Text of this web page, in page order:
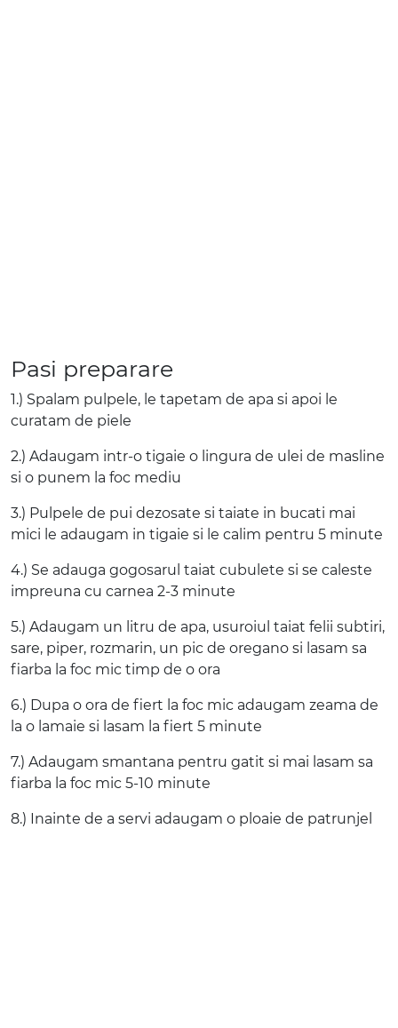
Pasi preparare
1.) Spalam pulpele, le tapetam de apa si apoi le
curatam de piele
2.) Adaugam intr-o tigaie o lingura de ulei de masline
si o punem la foc mediu
3.) Pulpele de pui dezosate si taiate in bucati mai
mici le adaugam in tigaie si le calim pentru 5 minute
4.) Se adauga gogosarul taiat cubulete si se caleste
impreuna cu carnea 2-3 minute
5.) Adaugam un litru de apa, usuroiul taiat felii subtiri,
sare, piper, rozmarin, un pic de oregano si lasam sa
fiarba la foc mic timp de o ora
6.) Dupa o ora de fiert la foc mic adaugam zeama de
la o lamaie si lasam la fiert 5 minute
7.) Adaugam smantana pentru gatit si mai lasam sa
fiarba la foc mic 5-10 minute
8.) Inainte de a servi adaugam o ploaie de patrunjel